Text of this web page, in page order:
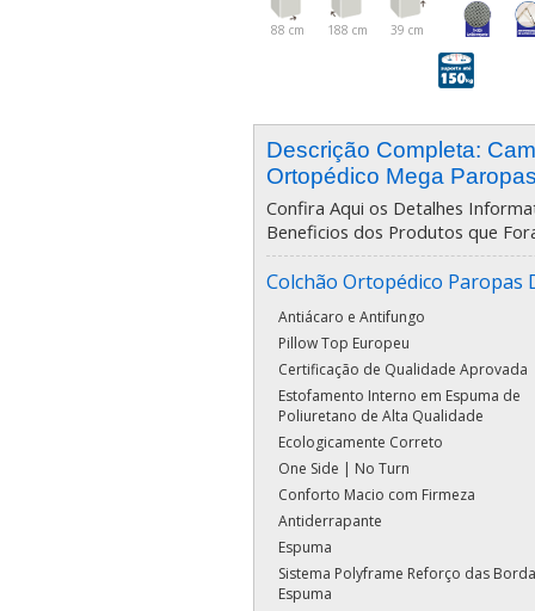
88 cm 188 cm 39 cm
Descrição Completa:
Ortopédico Mega
Confira Aqui os Detalhes
Beneficios dos Produtos que
Colchão Ortopédico Paropas
Antiácaro e Antifungo
Pillow Top Europeu
Certificação de Qualidade Aprovada
Estofamento Interno em Espuma de
Poliuretano de Alta Qualidade
Ecologicamente Correto
One Side | No Turn
Conforto Macio com Firmeza
Antiderrapante
Espuma
Sistema Polyframe Reforço das
Espuma